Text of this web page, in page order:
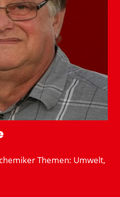
Themen: Umwelt,